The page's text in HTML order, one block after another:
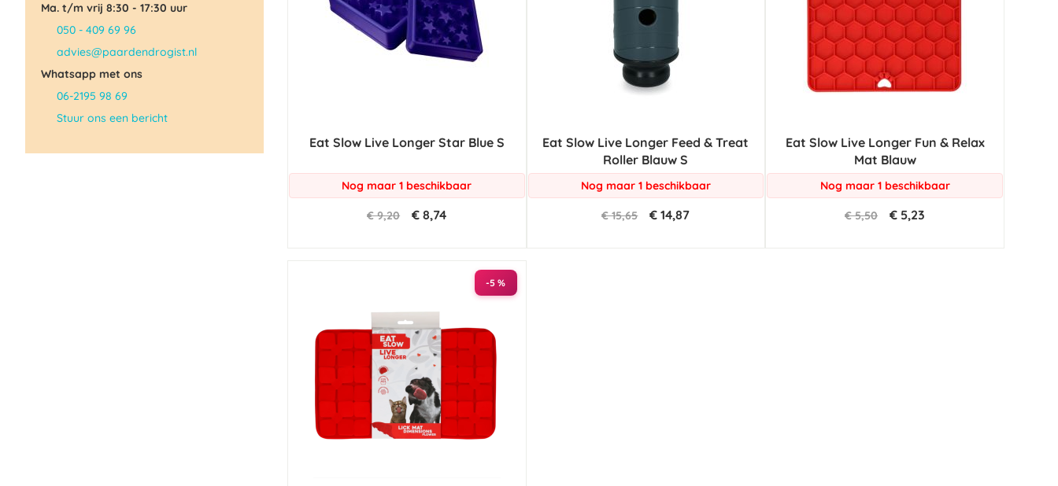
Eat Slow Live Longer Star Blue S
Nog maar 1 beschikbaar
€ 9,20 € 8,74
Eat Slow Live Longer Feed & Treat
Roller Blauw S
Nog maar 1 beschikbaar
€ 15,65 € 14,87
Eat Slow Live Longer Fun & Relax
Mat Blauw
Nog maar 1 beschikbaar
€ 5,50 € 5,23
-5 %
Ma. t/m vrij 8:30 - 17:30 uur
050 - 409 69 96
advies@paardendrogist.nl
Whatsapp met ons
06-2195 98 69
Stuur ons een bericht